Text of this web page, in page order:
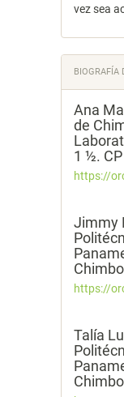
vez sea
BIOGRAFÍA
Ana
de
1 ½.
https://
Jimmy
https://
Talía